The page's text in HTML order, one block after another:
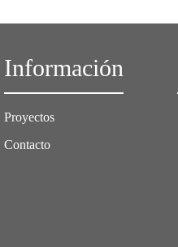
Información
Proyectos
Contacto